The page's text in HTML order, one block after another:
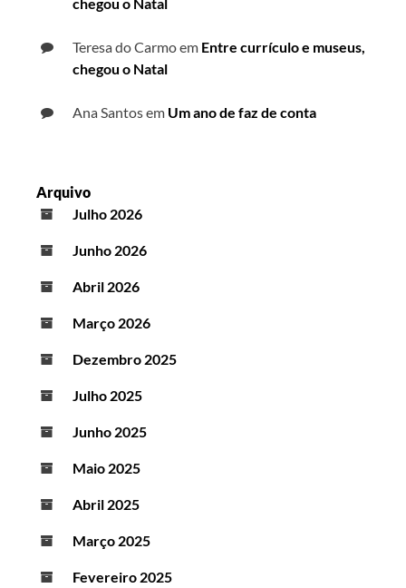
Teresa do Carmoem Entre currículo e museus,
chegou o Natal
Ana Santosem Um ano de faz de conta
Arquivo
Julho 2026
Junho 2026
Abril 2026
Março 2026
Dezembro 2025
Julho 2025
Junho 2025
Maio 2025
Abril 2025
Março 2025
Fevereiro 2025